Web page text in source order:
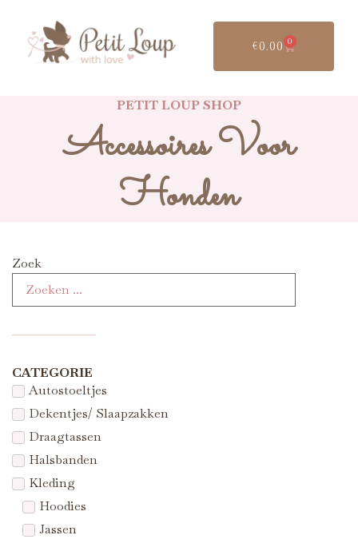
€0.00 0
PETIT LOUP SHOP
Accessoires Voor
Honden
Zoek
CATEGORIE
Autostoeltjes
Dekentjes/ Slaapzakken
Draagtassen
Halsbanden
Kleding
Hoodies
Jassen